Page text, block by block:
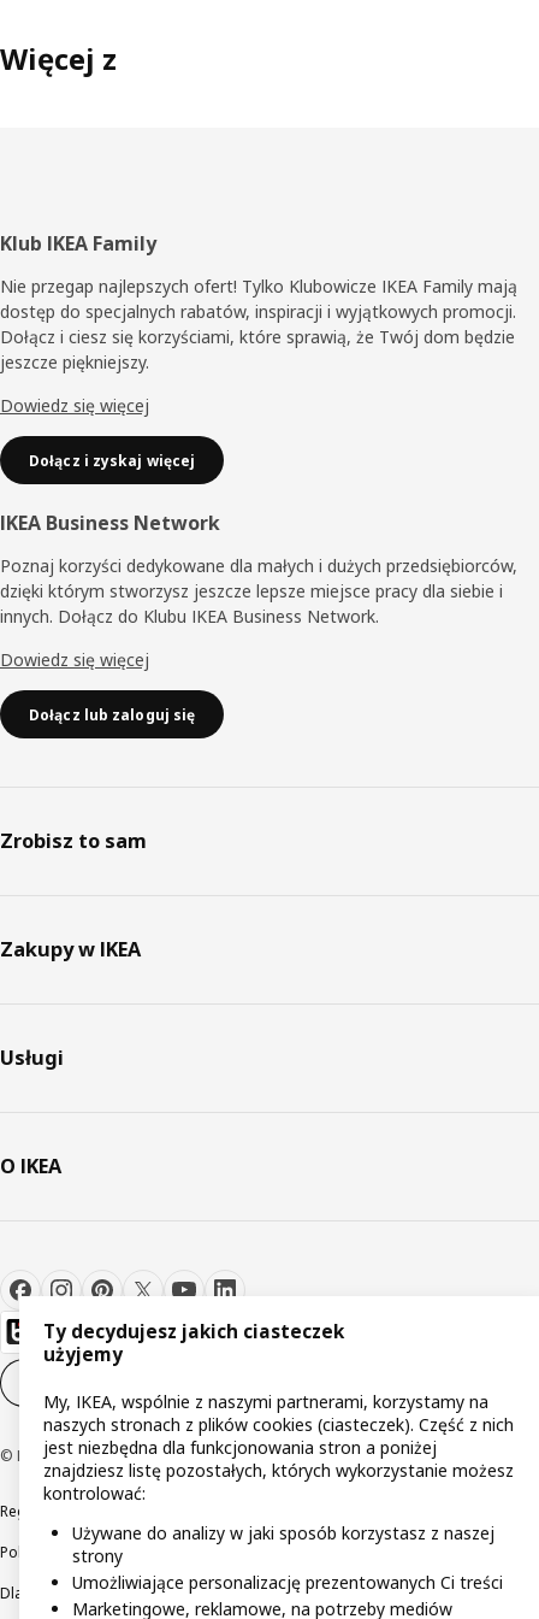
Więcej z
Stopka
Klub IKEA Family
Nie przegap najlepszych ofert! Tylko Klubowicze IKEA Family mają
dostęp do specjalnych rabatów, inspiracji i wyjątkowych promocji.
Dołącz i ciesz się korzyściami, które sprawią, że Twój dom będzie
jeszcze piękniejszy.
Dowiedz się więcej
Dołącz i zyskaj więcej
IKEA Business Network
Poznaj korzyści dedykowane dla małych i dużych przedsiębiorców,
dzięki którym stworzysz jeszcze lepsze miejsce pracy dla siebie i
innych. Dołącz do Klubu IKEA Business Network.
Dowiedz się więcej
Dołącz lub zaloguj się
Zrobisz to sam
Zakupy w IKEA
Usługi
O IKEA
© Inter IKEA Systems B.V 1999-2026
Regulaminy
Polityka odpowiedzialnego ujawniania informacji
Dla akcjonariuszy IKEA Distribution
Ty decydujesz jakich ciasteczek
użyjemy
My, IKEA, wspólnie z naszymi partnerami, korzystamy na
naszych stronach z plików cookies (ciasteczek). Część z nich
jest niezbędna dla funkcjonowania stron a poniżej
znajdziesz listę pozostałych, których wykorzystanie możesz
kontrolować:
Używane do analizy w jaki sposób korzystasz z naszej
strony
Umożliwiające personalizację prezentowanych Ci treści
Marketingowe, reklamowe, na potrzeby mediów